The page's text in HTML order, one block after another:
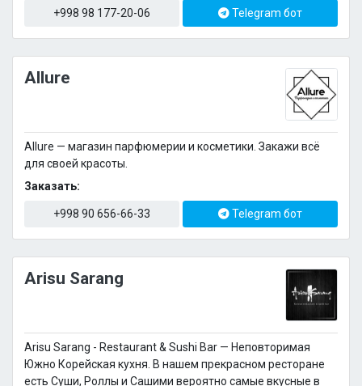
+998 98 177-20-06 Telegram бот
Allure
Allure — магазин парфюмерии и косметики. Закажи всё
для своей красоты.
Заказать:
+998 90 656-66-33 Telegram бот
Arisu Sarang
Arisu Sarang - Restaurant & Sushi Bar — Неповторимая
Южно Корейская кухня. В нашем прекрасном ресторане
есть Суши, Роллы и Сашими вероятно самые вкусные в